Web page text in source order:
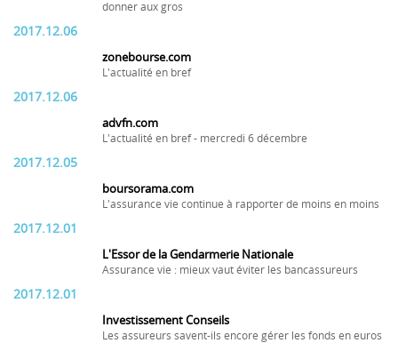
donner aux gros
2017.12.06
zonebourse.com
L'actualité en bref
2017.12.06
advfn.com
L'actualité en bref - mercredi 6 décembre
2017.12.05
boursorama.com
L'assurance vie continue à rapporter de moins en moins
2017.12.01
L'Essor de la Gendarmerie Nationale
Assurance vie : mieux vaut éviter les bancassureurs
2017.12.01
Investissement Conseils
Les assureurs savent-ils encore gérer les fonds en euros